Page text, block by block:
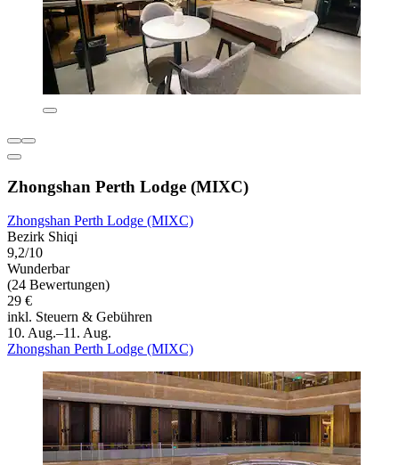
Zhongshan Perth Lodge (MIXC)
Zhongshan Perth Lodge (MIXC)
Bezirk Shiqi
9,2/10
Wunderbar
(24 Bewertungen)
29 €
inkl. Steuern & Gebühren
10. Aug.–11. Aug.
Zhongshan Perth Lodge (MIXC)